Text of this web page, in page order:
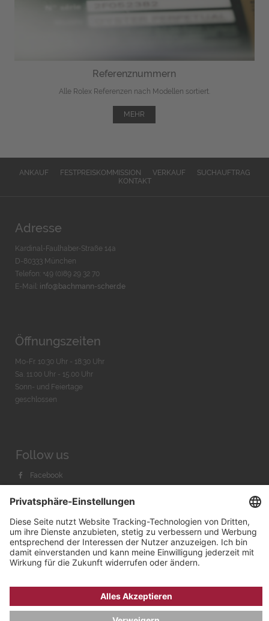
Referenznummern
Alle Rolex Referenzen nach Modellen sortiert.
MEHR
ANKAUF FESTPREISKOMMISSION VERKAUF
SUCHAUFTRAG
KONTAKT
Adresse
Kardinal-Faulhaber-Straße 14a
D-80333 München
Telefon: +49 (0)89 29 32 70
E-Mail: info@bachmann-scher.de
Öffnungszeiten
Mo-Fr. 10:30 Uhr - 18:30 Uhr
Sa. 11:00 Uhr - 15.00 Uhr
Sonn- und Feiertage
geschlossen
Follow us
Facebook
Youtube